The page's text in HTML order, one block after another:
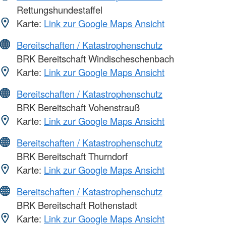
Rettungshundestaffel
Karte: Link zur Google Maps Ansicht
Bereitschaften / Katastrophenschutz
BRK Bereitschaft Windischeschenbach
Karte: Link zur Google Maps Ansicht
Bereitschaften / Katastrophenschutz
BRK Bereitschaft Vohenstrauß
Karte: Link zur Google Maps Ansicht
Bereitschaften / Katastrophenschutz
BRK Bereitschaft Thurndorf
Karte: Link zur Google Maps Ansicht
Bereitschaften / Katastrophenschutz
BRK Bereitschaft Rothenstadt
Karte: Link zur Google Maps Ansicht